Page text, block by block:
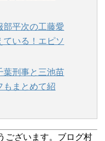
部平次の工藤愛
ている！エピソ
葉刑事と三池苗
もまとめて紹
ございます。ブログ村